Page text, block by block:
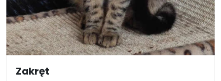
Zakręt